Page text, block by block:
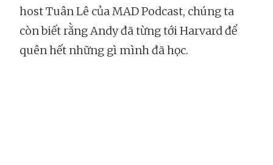
host Tuân Lê của MAD Podcast, chúng ta
còn biết rằng Andy đã từng tới Harvard để
quên hết những gì mình đã học.